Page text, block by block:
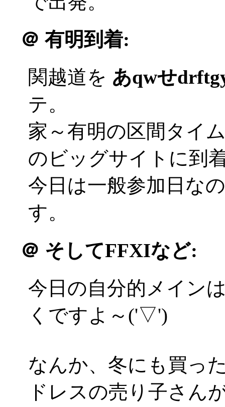
＠ 有明到着:
関越道を あqwせ
テ。
家～有明の区間タイ
のビッグサイトに到
今日は一般参加日な
す。
＠ そしてFFXIなど:
今日の自分的メイン
くですよ～('▽')
なんか、冬にも買っ
ドレスの売り子さん